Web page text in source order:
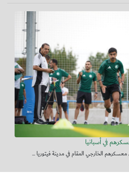
في أسبانيا
الخارجي المقام في مدينة فيتوريا ...